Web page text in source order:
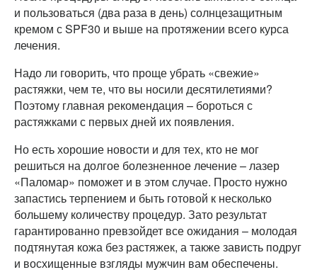
и пользоваться (два раза в день) солнцезащитным
кремом с SPF30 и выше на протяжении всего курса
лечения.
Надо ли говорить, что проще убрать «свежие»
растяжки, чем те, что вы носили десятилетиями?
Поэтому главная рекомендация – бороться с
растяжками с первых дней их появления.
Но есть хорошие новости и для тех, кто не мог
решиться на долгое болезненное лечение – лазер
«Паломар» поможет и в этом случае. Просто нужно
запастись терпением и быть готовой к несколько
большему количеству процедур. Зато результат
гарантированно превзойдет все ожидания – молодая
подтянутая кожа без растяжек, а также зависть подруг
и восхищенные взгляды мужчин вам обеспечены.